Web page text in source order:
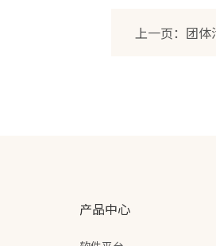
上一页：团体
产品中心